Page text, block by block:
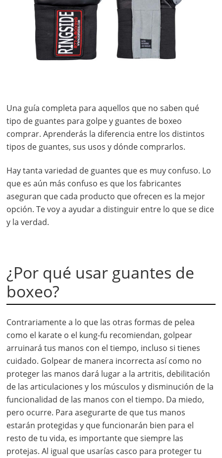
Una guía completa para aquellos que no saben qué
tipo de guantes para golpe y guantes de boxeo
comprar. Aprenderás la diferencia entre los distintos
tipos de guantes, sus usos y dónde comprarlos.
Hay tanta variedad de guantes que es muy confuso. Lo
que es aún más confuso es que los fabricantes
aseguran que cada producto que ofrecen es la mejor
opción. Te voy a ayudar a distinguir entre lo que se dice
y la verdad.
¿Por qué usar guantes de
boxeo?
Contrariamente a lo que las otras formas de pelea
como el karate o el kung-fu recomiendan, golpear
arruinará tus manos con el tiempo, incluso si tienes
cuidado. Golpear de manera incorrecta así como no
proteger las manos dará lugar a la artritis, debilitación
de las articulaciones y los músculos y disminución de la
funcionalidad de las manos con el tiempo. Da miedo,
pero ocurre. Para asegurarte de que tus manos
estarán protegidas y que funcionarán bien para el
resto de tu vida, es importante que siempre las
protejas. Al igual que usarías casco para proteger tu